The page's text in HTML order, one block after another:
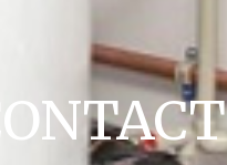
CONTACT